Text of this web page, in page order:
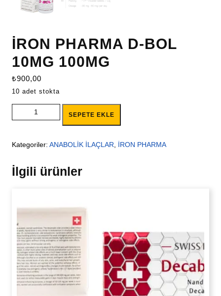
İRON PHARMA D-BOL
10MG 100MG
₺900,00
10 adet stokta
İRON PHARMA D-BOL 10MG 100MG adet
SEPETE EKLE
Kategoriler: ANABOLİK İLAÇLAR İRON PHARMA
İlgili ürünler